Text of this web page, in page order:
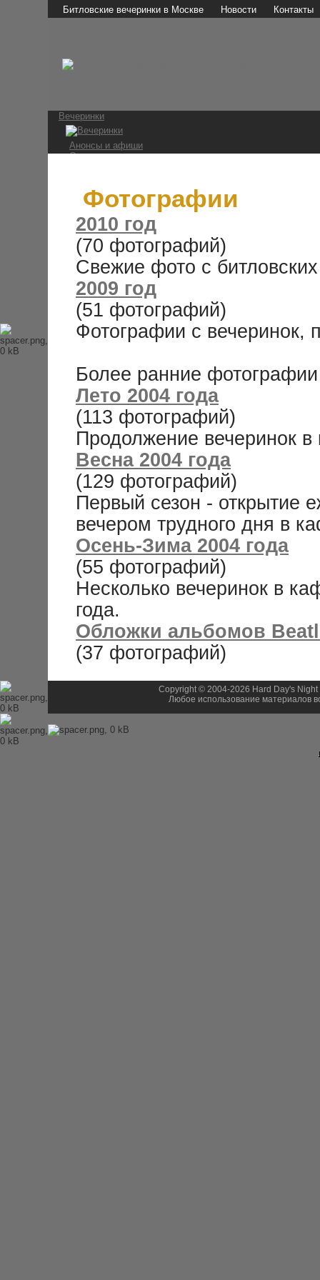
Битловские вечеринки в Москве Новости Контакты
Вечеринки
Анонсы и афиши
Отчеты о вечеринках
Мы в СМИ
Наши мероприятия
Встречи на Стреле
Конкурс 1 апреля
Ссылки
The Beatles
История Beatles
Альбомы и песни Beatles
Wallpapers
Энциклопедия Beatles
Магазин
Каталог сувениров
Журнал From Me To You
Фотографии
2010 год
(70 фотографий)
Свежие фото с
2009 год
(51 фотографий)
Фотографии с вечеринок,
Более ранние
Лето 2004 года
(113 фотографий)
Продолжение вечеринок
Весна 2004 года
(129 фотографий)
Первый сезон - открытие
вечером трудного дня в
Осень-Зима 2004 года
(55 фотографий)
Несколько вечеринок в
года.
Обложки альбомов
(37 фотографий)
Copyright © 2004-2026 Hard Day's
Любое использование материалов